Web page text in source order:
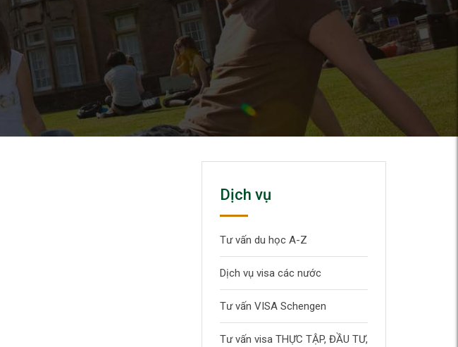
Dịch vụ
Tư vấn du học A-Z
Dịch vụ visa các nước
Tư vấn VISA Schengen
Tư vấn visa THỰC TẬP, ĐẦU TƯ,